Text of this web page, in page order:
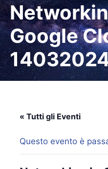
Google
« Tutti gli Eventi
Questo evento è